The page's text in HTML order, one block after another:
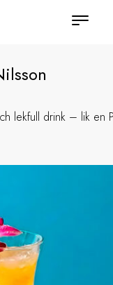
lekfull drink – lik en